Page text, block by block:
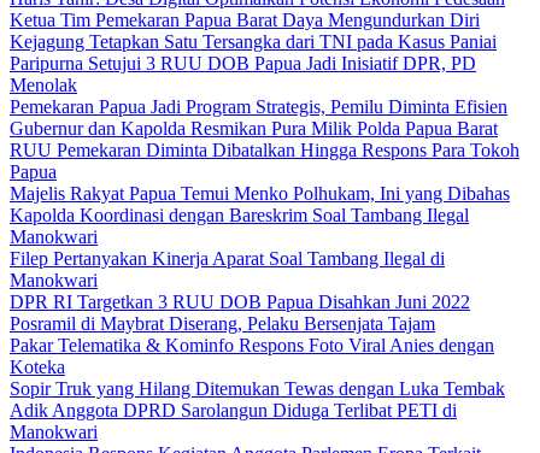
Ketua Tim Pemekaran Papua Barat Daya Mengundurkan Diri
Kejagung Tetapkan Satu Tersangka dari TNI pada Kasus Paniai
Paripurna Setujui 3 RUU DOB Papua Jadi Inisiatif DPR, PD
Menolak
Pemekaran Papua Jadi Program Strategis, Pemilu Diminta Efisien
Gubernur dan Kapolda Resmikan Pura Milik Polda Papua Barat
RUU Pemekaran Diminta Dibatalkan Hingga Respons Para Tokoh
Papua
Majelis Rakyat Papua Temui Menko Polhukam, Ini yang Dibahas
Kapolda Koordinasi dengan Bareskrim Soal Tambang Ilegal
Manokwari
Filep Pertanyakan Kinerja Aparat Soal Tambang Ilegal di
Manokwari
DPR RI Targetkan 3 RUU DOB Papua Disahkan Juni 2022
Posramil di Maybrat Diserang, Pelaku Bersenjata Tajam
Pakar Telematika & Kominfo Respons Foto Viral Anies dengan
Koteka
Sopir Truk yang Hilang Ditemukan Tewas dengan Luka Tembak
Adik Anggota DPRD Sarolangun Diduga Terlibat PETI di
Manokwari